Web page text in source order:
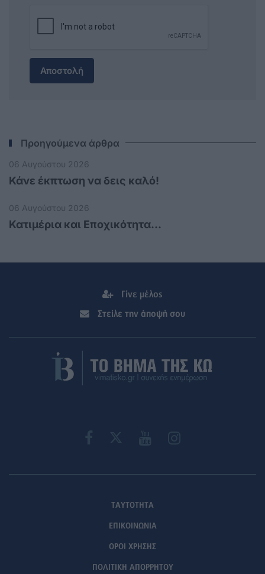
Αποστολή
Προηγούμενα άρθρα
06 Αυγούστου 2026
Κάνε έκπτωση να δεις καλό!
06 Αυγούστου 2026
Κατιμέρια και Εποχικότητα...
Γίνε μέλος
Στείλε την άποψή σου
ΤΑΥΤΟΤΗΤΑ
ΕΠΙΚΟΙΝΩΝΙΑ
ΟΡΟΙ ΧΡΗΣΗΣ
ΠΟΛΙΤΙΚΗ ΑΠΟΡΡΗΤΟΥ